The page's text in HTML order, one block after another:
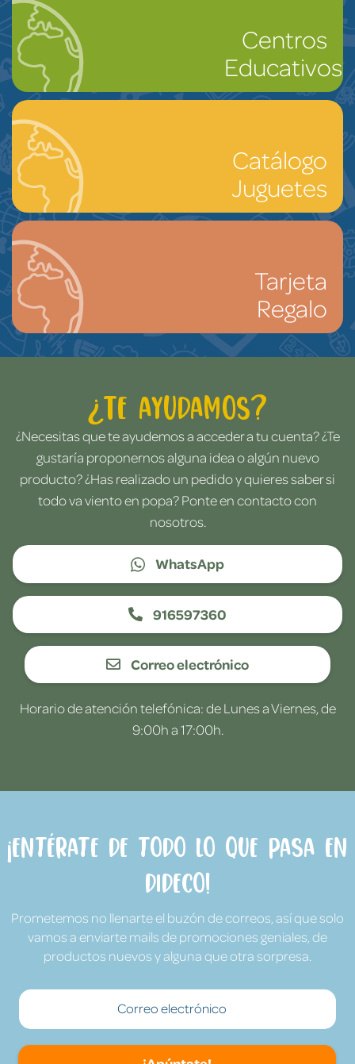
Centros
Educativos
Catálogo
Juguetes
Tarjeta
Regalo
¿Te ayudamos?
¿Necesitas que te ayudemos a acceder a tu cuenta? ¿Te
gustaría proponernos alguna idea o algún nuevo
producto? ¿Has realizado un pedido y quieres saber si
todo va viento en popa? Ponte en contacto con
nosotros.
WhatsApp
916597360
Correo electrónico
Horario de atención telefónica: de Lunes a Viernes, de
9:00h a 17:00h.
¡Entérate de todo lo que pasa en
Dideco!
Prometemos no llenarte el buzón de correos, así que solo
vamos a enviarte mails de promociones geniales, de
productos nuevos y alguna que otra sorpresa.